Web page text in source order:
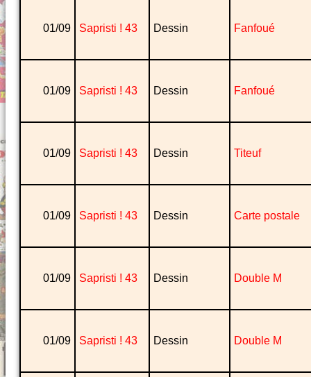
01/09 Sapristi ! 43 Dessin Fanfoué
01/09 Sapristi ! 43 Dessin Fanfoué
01/09 Sapristi ! 43 Dessin Titeuf
01/09 Sapristi ! 43 Dessin Carte postale
01/09 Sapristi ! 43 Dessin Double M
01/09 Sapristi ! 43 Dessin Double M